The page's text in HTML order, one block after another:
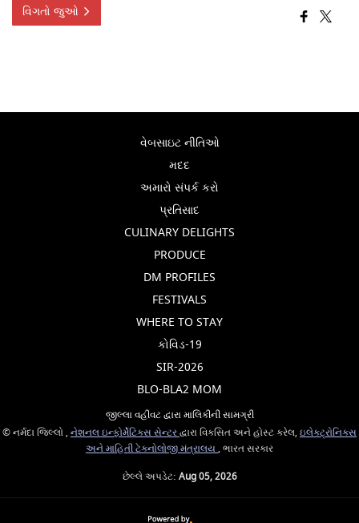
વિગતો જુઓ
વેબસાઇટ નીતિઓ
મદદ
અમારો સંપર્ક કરો
પ્રતિસાદ
CULINARY DELIGHTS
PRODUCE
DM PROFILES
FESTIVALS
WHERE TO STAY
કોવિડ-19
SIR-2026
BLO-BLA2 MOM
જીલ્લા વહીવટ દ્વારા માલિકીની સામગ્રી
© નર્મદા જિલ્લો , નેશનલ ઇન્ફોર્મેટિક્સ સેન્ટરદ્વારા વિકસિત અને હોસ્ટ કરેલ, ઇલેક્ટ્રોનિક્સ
અને માહિતી ટેકનોલોજી મંત્રાલય, ભારત સરકાર
છેલ્લે અપડેટ: Aug 05, 2026